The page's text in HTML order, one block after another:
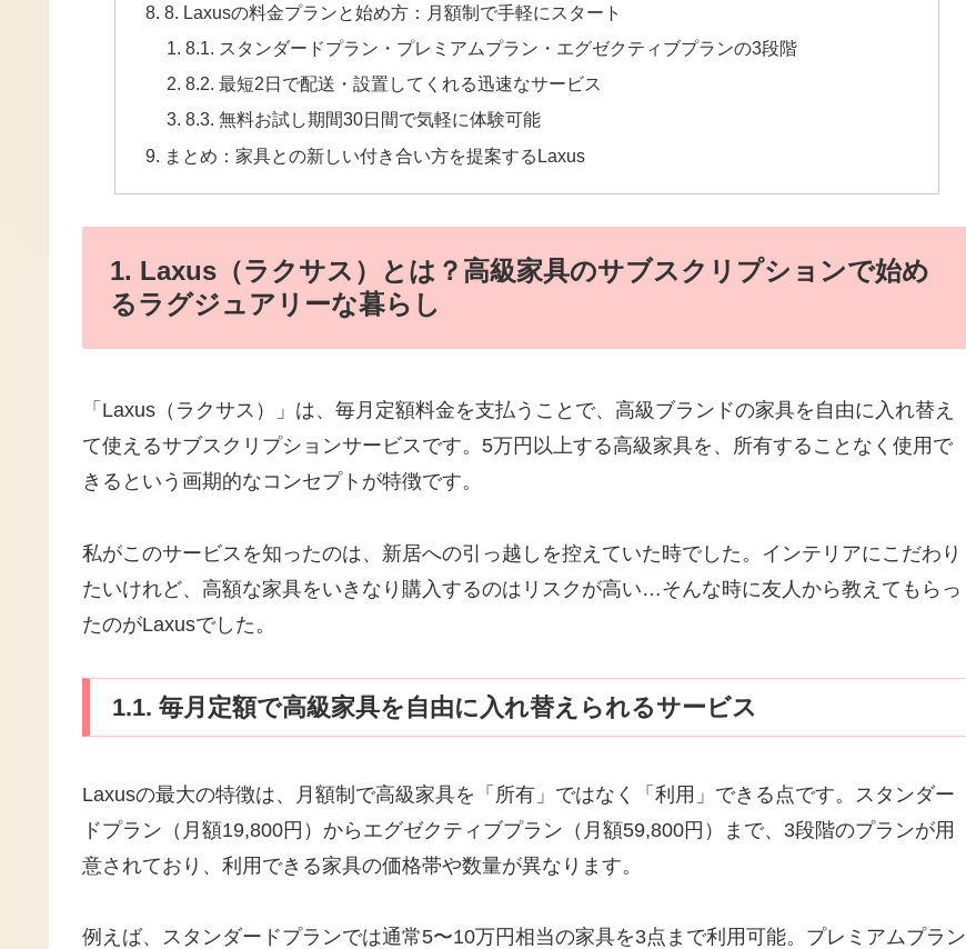
8. Laxusの料金プランと始め方：月額制で手軽にスタート
8.1. スタンダードプラン・プレミアムプラン・エグゼクティブプランの3段階
8.2. 最短2日で配送・設置してくれる迅速なサービス
8.3. 無料お試し期間30日間で気軽に体験可能
まとめ：家具との新しい付き合い方を提案するLaxus
1. Laxus（ラクサス）とは？高級家具のサブスクリプションで始め
るラグジュアリーな暮らし
「Laxus（ラクサス）」は、毎月定額料金を支払うことで、高級ブランドの家具を自由に入れ替え
て使えるサブスクリプションサービスです。5万円以上する高級家具を、所有することなく使用で
きるという画期的なコンセプトが特徴です。
私がこのサービスを知ったのは、新居への引っ越しを控えていた時でした。インテリアにこだわり
たいけれど、高額な家具をいきなり購入するのはリスクが高い…そんな時に友人から教えてもらっ
たのがLaxusでした。
1.1. 毎月定額で高級家具を自由に入れ替えられるサービス
Laxusの最大の特徴は、月額制で高級家具を「所有」ではなく「利用」できる点です。スタンダー
ドプラン（月額19,800円）からエグゼクティブプラン（月額59,800円）まで、3段階のプランが用
意されており、利用できる家具の価格帯や数量が異なります。
例えば、スタンダードプランでは通常5〜10万円相当の家具を3点まで利用可能。プレミアムプラン